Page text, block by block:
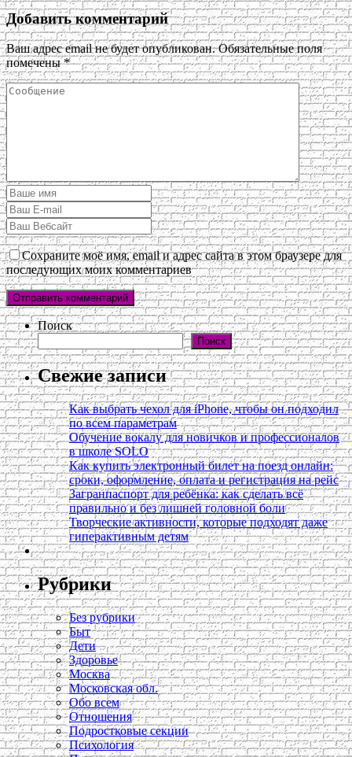
Добавить комментарий
Ваш адрес email не будет опубликован. Обязательные поля
помечены*
Сохраните моё имя, email и адрес сайта в этом браузере для
последующих моих комментариев
Поиск
Поиск
Свежие записи
Как выбрать чехол для iPhone, чтобы он подходил
по всем параметрам
Обучение вокалу для новичков и профессионалов
в школе SOLO
Как купить электронный билет на поезд онлайн:
сроки, оформление, оплата и регистрация на рейс
Загранпаспорт для ребёнка: как сделать всё
правильно и без лишней головной боли
Творческие активности, которые подходят даже
гиперактивным детям
Рубрики
Без рубрики
Быт
Дети
Здоровье
Москва
Московская обл.
Обо всем
Отношения
Подростковые секции
Психология